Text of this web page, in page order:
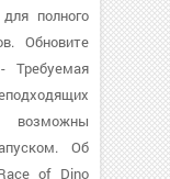
полного
Обновите
Требуемая
Об
of Dino